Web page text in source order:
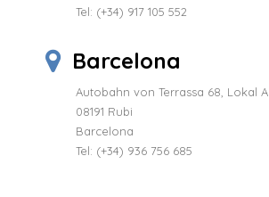
Tel: (+34) 917 105 552
Barcelona
Autobahn von Terrassa 68, Lokal A
08191 Rubi
Barcelona
Tel: (+34) 936 756 685